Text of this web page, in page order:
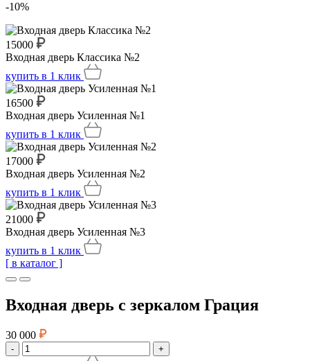
-10%
15000
Входная дверь Классика №2
купить в 1 клик
16500
Входная дверь Усиленная №1
купить в 1 клик
17000
Входная дверь Усиленная №2
купить в 1 клик
21000
Входная дверь Усиленная №3
купить в 1 клик
[ в каталог ]
Входная дверь с зеркалом Грация
30 000
- +